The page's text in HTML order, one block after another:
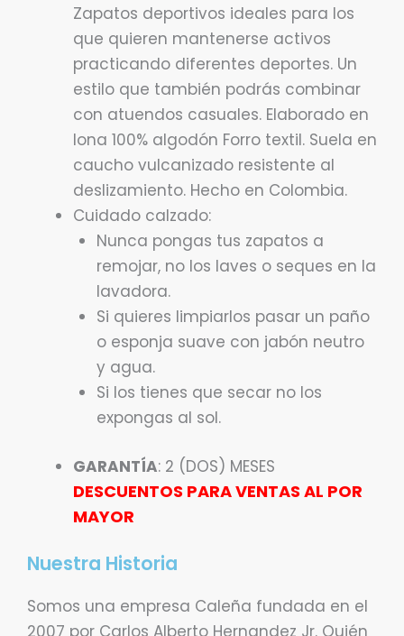
Zapatos deportivos ideales para los
que quieren mantenerse activos
practicando diferentes deportes. Un
estilo que también podrás combinar
con atuendos casuales. Elaborado en
lona 100% algodón Forro textil. Suela en
caucho vulcanizado resistente al
deslizamiento. Hecho en Colombia.
Cuidado calzado:
Nunca pongas tus zapatos a
remojar, no los laves o seques en la
lavadora.
Si quieres limpiarlos pasar un paño
o esponja suave con jabón neutro
y agua.
Si los tienes que secar no los
expongas al sol.
GARANTÍA: 2 (DOS) MESES
DESCUENTOS PARA VENTAS AL POR
MAYOR
Nuestra Historia
Somos una empresa Caleña fundada en el